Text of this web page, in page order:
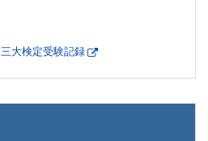
三大検定受験記録